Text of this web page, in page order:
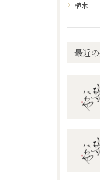
植木
最近